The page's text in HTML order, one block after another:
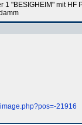
"BESIGHEIM" mit HF
21916